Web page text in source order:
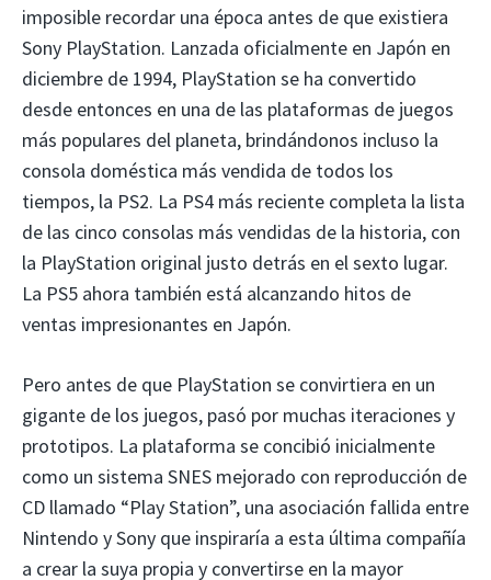
imposible recordar una época antes de que existiera
Sony PlayStation. Lanzada oficialmente en Japón en
diciembre de 1994, PlayStation se ha convertido
desde entonces en una de las plataformas de juegos
más populares del planeta, brindándonos incluso la
consola doméstica más vendida de todos los
tiempos, la PS2. La PS4 más reciente completa la lista
de las cinco consolas más vendidas de la historia, con
la PlayStation original justo detrás en el sexto lugar.
La PS5 ahora también está alcanzando hitos de
ventas impresionantes en Japón.
Pero antes de que PlayStation se convirtiera en un
gigante de los juegos, pasó por muchas iteraciones y
prototipos. La plataforma se concibió inicialmente
como un sistema SNES mejorado con reproducción de
CD llamado “Play Station”, una asociación fallida entre
Nintendo y Sony que inspiraría a esta última compañía
a crear la suya propia y convertirse en la mayor